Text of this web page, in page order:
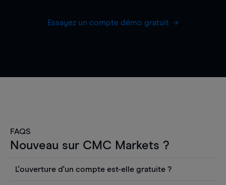
Essayez un compte démo gratuit
FAQS
Nouveau sur CMC Markets ?
L'ouverture d'un compte est-elle gratuite ?